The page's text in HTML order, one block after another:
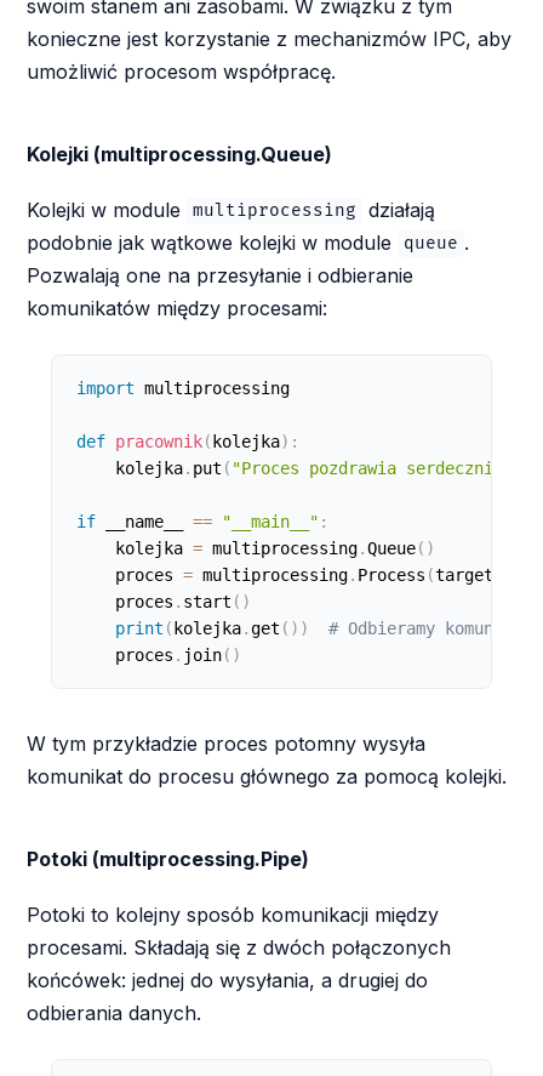
swoim stanem ani zasobami. W związku z tym
konieczne jest korzystanie z mechanizmów IPC, aby
umożliwić procesom współpracę.
Kolejki (multiprocessing.Queue)
Kolejki w module multiprocessing
działają
podobnie jak wątkowe kolejki w module
queue .
Pozwalają one na przesyłanie i odbieranie
komunikatów między procesami:
import multiprocessing
def pracownik( kolejka) :
    kolejka
. put ( "Proces pozdrawia serdecznie!"
if __name__ == "__main__" :
    kolejka
= multiprocessing.Queue( )
    proces
= multiprocessing. Process (target
    proces
. start ( )
print ( kolejka.get ( ) )
# Odbieramy komunikat
    proces
. join( )
W tym przykładzie proces potomny wysyła
komunikat do procesu głównego za pomocą kolejki.
Potoki (multiprocessing.Pipe)
Potoki to kolejny sposób komunikacji między
procesami. Składają się z dwóch połączonych
końcówek: jednej do wysyłania, a drugiej do
odbierania danych.